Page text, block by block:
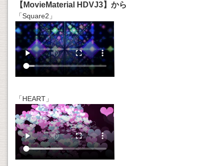
【MovieMaterial HDVJ3】から
「Square2」
「HEART」